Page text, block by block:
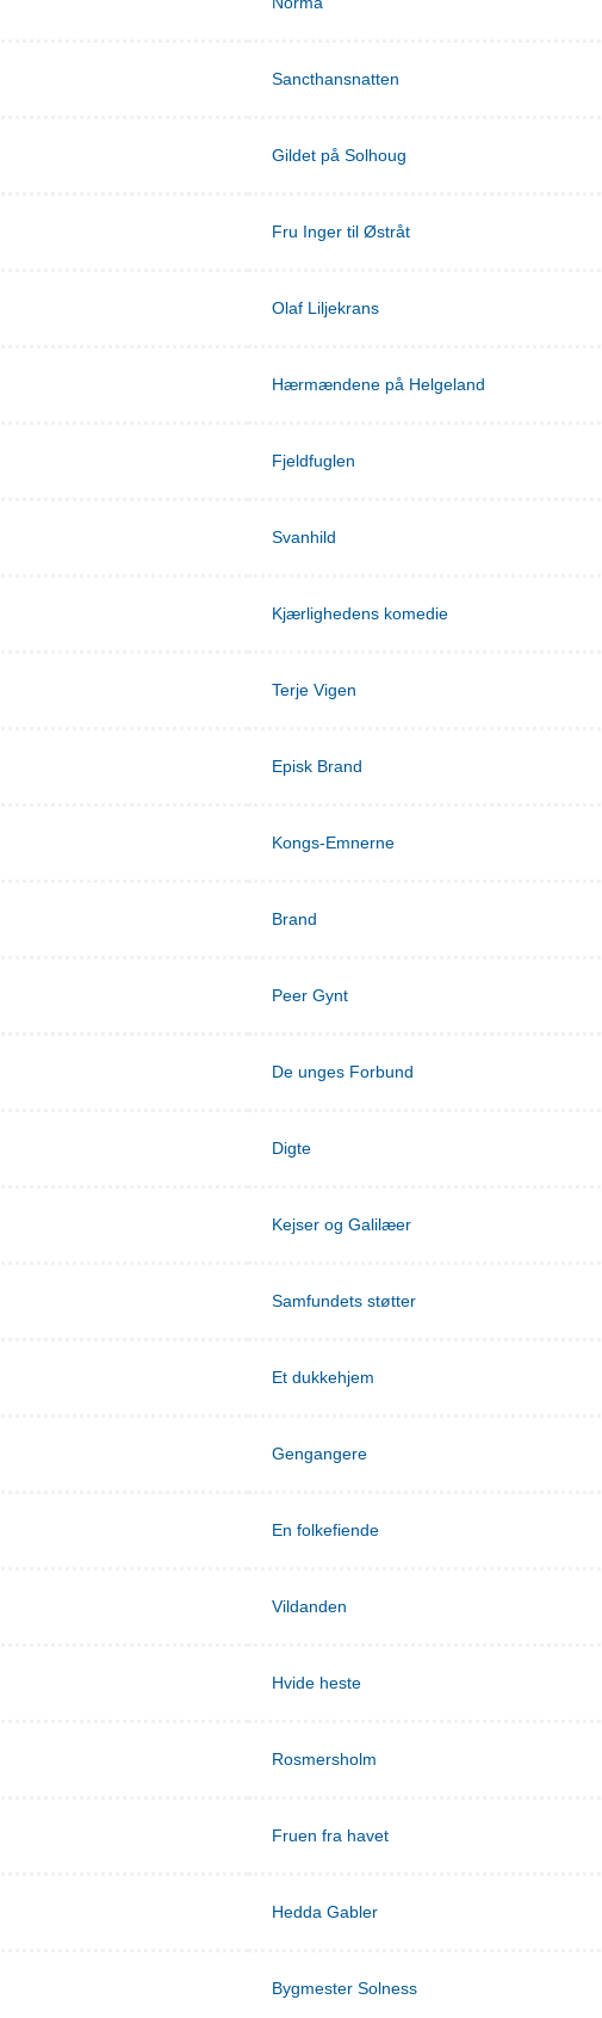
Sancthansnatten
Gildet på Solhoug
Fru Inger til Østråt
Olaf Liljekrans
Hærmændene på Helgeland
Fjeldfuglen
Svanhild
Kjærlighedens komedie
Terje Vigen
Episk Brand
Kongs-Emnerne
Brand
Peer Gynt
De unges Forbund
Digte
Kejser og Galilæer
Samfundets støtter
Et dukkehjem
Gengangere
En folkefiende
Vildanden
Hvide heste
Rosmersholm
Fruen fra havet
Hedda Gabler
Bygmester Solness